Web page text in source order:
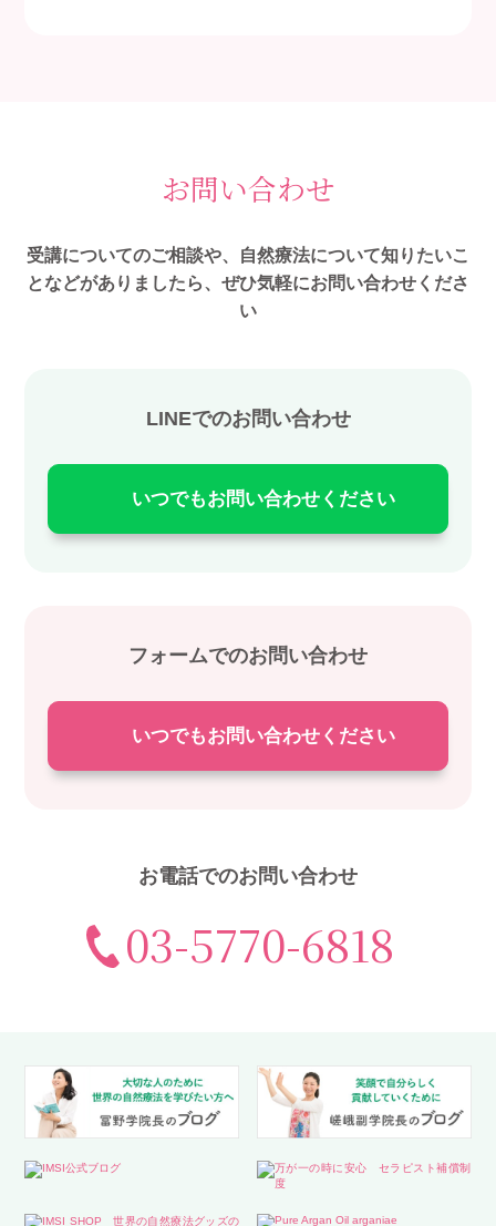
お問い合わせ
受講についてのご相談や、自然療法について知りたいこ
となどがありましたら、ぜひ気軽にお問い合わせくださ
い
LINEでのお問い合わせ
いつでもお問い合わせください
フォームでのお問い合わせ
いつでもお問い合わせください
お電話でのお問い合わせ
03-5770-6818